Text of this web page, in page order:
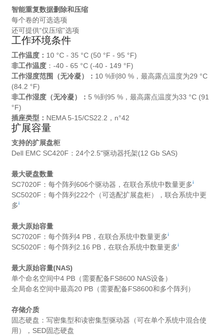
智能重复数据删除和压缩
每个卷的可选选项
还可提供“仅压缩”选项
工作环境条件
工作温度： 10 °C - 35 °C (50 °F - 95 °F)
非工作温度 ：-40 - 65 °C (-40 - 149 °F)
工作湿度范围（无冷凝）： 10 %到80 %，最高露点温度为29 °C
(84.2 °F)
非工作湿度（无冷凝）： 5 %到95 %，最高露点温度为33 °C (91
°F)
插座类型： NEMA 5-15/CS22.2，n°42
扩展容量
支持的扩展盘柜
Dell EMC SC420F：24个2.5"驱动器托架(12 Gb SAS)
最大硬盘数量
SC7020F：每个阵列606个驱动器，在联合系统中数量更多i
SC5020F：每个阵列222个（可选配扩展盘柜），联合系统中更
多i
最大原始容量
SC7020F：每个阵列4 PB，在联合系统中数量更多i
SC5020F：每个阵列2.16 PB，在联合系统中数量更多i
最大原始容量(NAS)
单个命名空间中4 PB（需要配备FS8600 NAS设备）
全局命名空间中最高20 PB（需要配备FS8600和多个阵列）
存储介质
固态硬盘：写密集型和读密集型驱动器（可在单个系统中混合使
用），SED固态硬盘